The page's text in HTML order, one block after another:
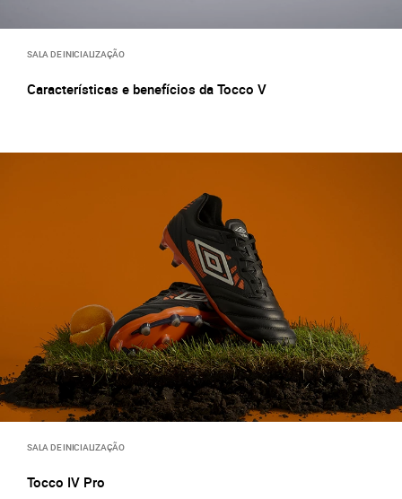
SALA DE INICIALIZAÇÃO
Características e benefícios da Tocco V
SALA DE INICIALIZAÇÃO
Tocco IV Pro